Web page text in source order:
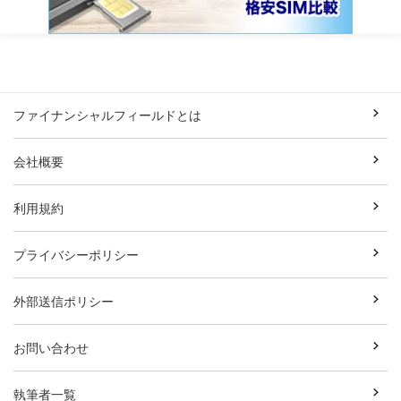
ファイナンシャルフィールドとは
会社概要
利用規約
プライバシーポリシー
外部送信ポリシー
お問い合わせ
執筆者一覧